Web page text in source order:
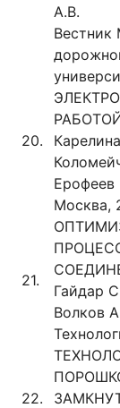
А.В.
Вестник
20.
Москва,
21.
Гайдар
Волков
22.